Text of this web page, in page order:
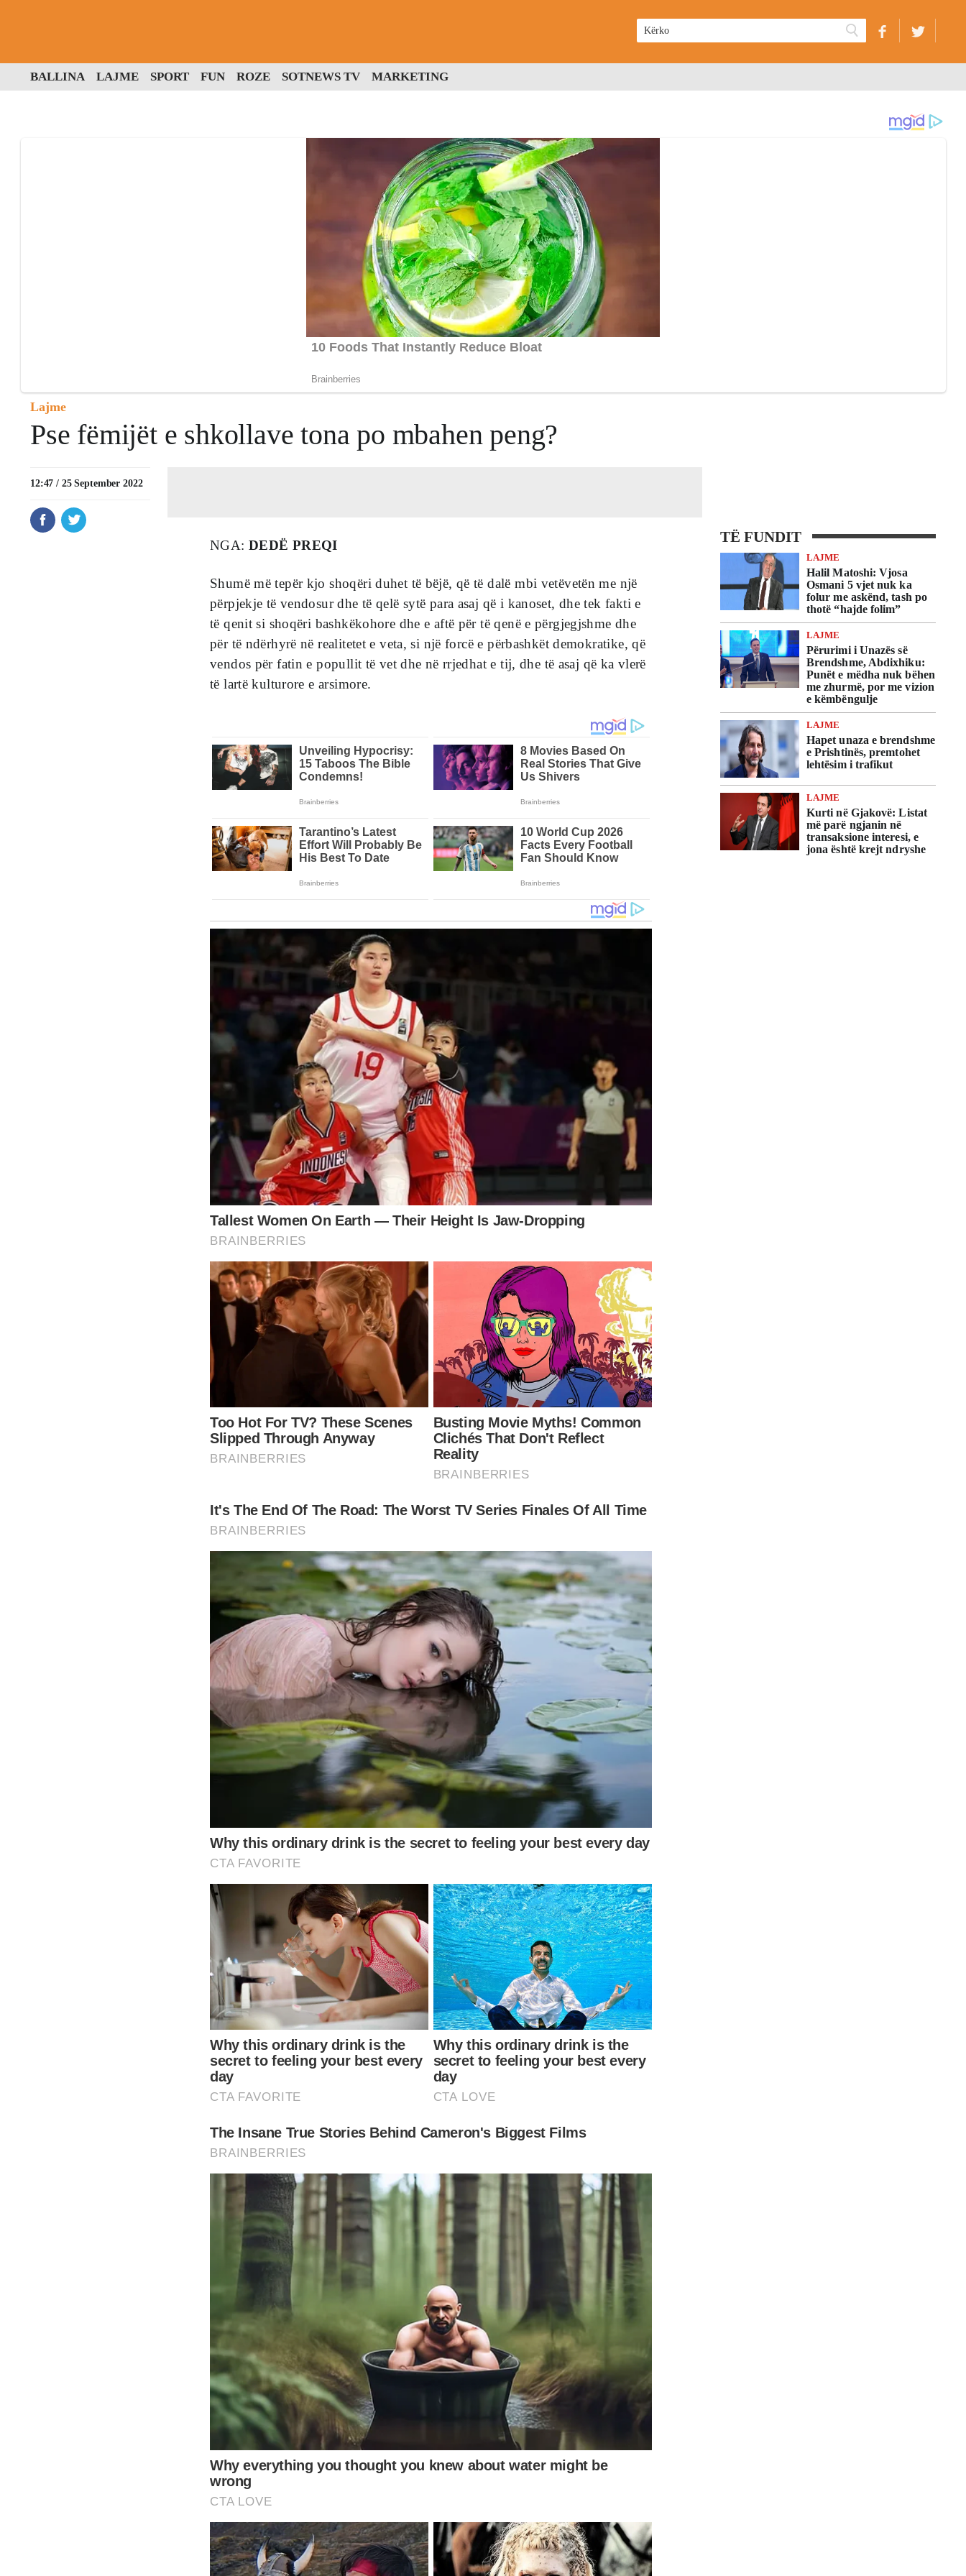
BALLINA LAJME SPORT FUN ROZE SOTNEWS TV MARKETING
Lajme
Pse fëmijët e shkollave tona po mbahen peng?
12:47 / 25 September 2022
TË FUNDIT
LAJME
Halil Matoshi: Vjosa
Osmani 5 vjet nuk ka
folur me askënd, tash po
thotë “hajde folim”
LAJME
Përurimi i Unazës së
Brendshme, Abdixhiku:
Punët e mëdha nuk bëhen
me zhurmë, por me vizion
e këmbëngulje
LAJME
Hapet unaza e brendshme
e Prishtinës, premtohet
lehtësim i trafikut
LAJME
Kurti në Gjakovë: Listat
më parë ngjanin në
transaksione interesi, e
jona është krejt ndryshe
NGA: DEDË PREQI
Shumë më tepër kjo shoqëri duhet të bëjë, që të dalë mbi vetëvetën me një
përpjekje të vendosur dhe të qelë sytë para asaj që i kanoset, dhe tek fakti e
të qenit si shoqëri bashkëkohore dhe e aftë për të qenë e përgjegjshme dhe
për të ndërhyrë në realitetet e veta, si një forcë e përbashkët demokratike, që
vendos për fatin e popullit të vet dhe në rrjedhat e tij, dhe të asaj që ka vlerë
të lartë kulturore e arsimore.